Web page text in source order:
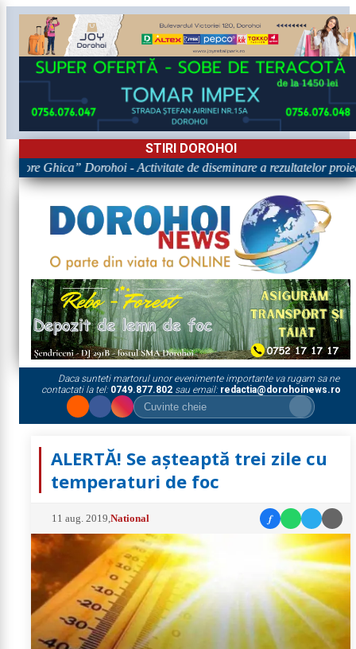
STIRI DOROHOI
Ghica” Dorohoi - Activitate de diseminare a rezultatelor
Daca sunteti martorul unor evenimente importante va rugam sa ne
contactati la tel: 0749.877.802sau email: redactia@dorohoinews.ro
ALERTĂ! Se așteaptă trei zile cu
temperaturi de foc
11 aug. 2019 ,National f